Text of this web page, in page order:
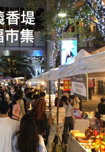
佈
日
期